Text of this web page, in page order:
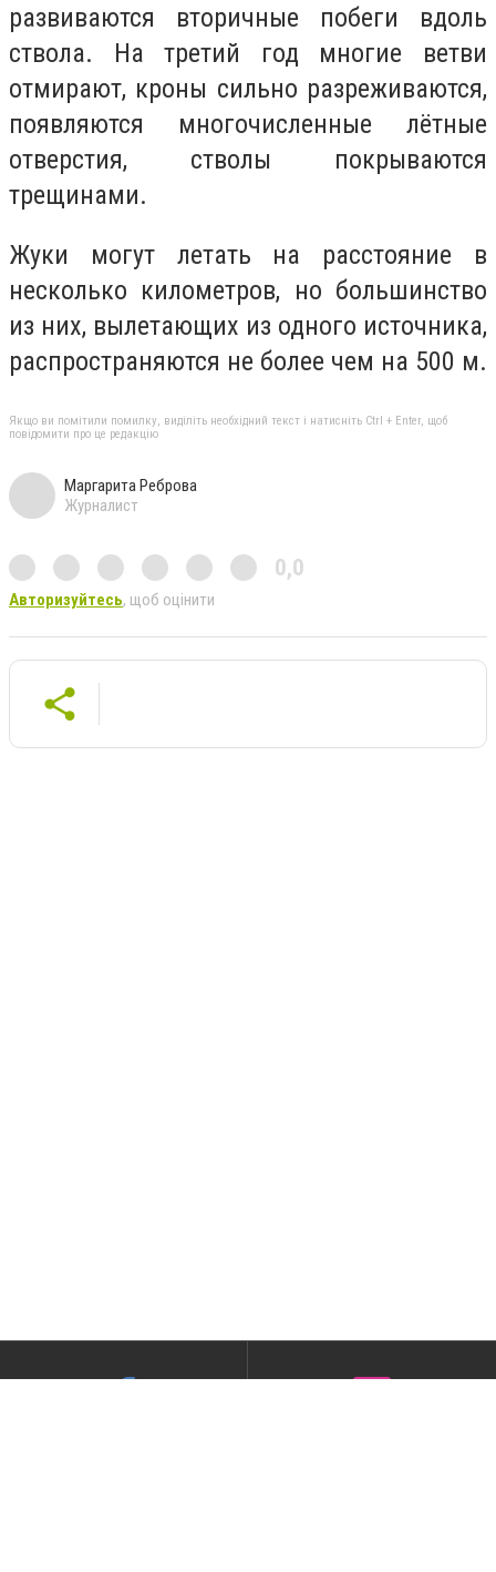
развиваются вторичные побеги вдоль
ствола. На третий год многие ветви
отмирают, кроны сильно разреживаются,
появляются многочисленные лётные
отверстия, стволы покрываются
трещинами.
Жуки могут летать на расстояние в
несколько километров, но большинство
из них, вылетающих из одного источника,
распространяются не более чем на 500 м.
Якщо ви помітили помилку, виділіть необхідний текст і натисніть Ctrl + Enter, щоб
повідомити про це редакцію
Маргарита Реброва
Журналист
0,0
Авторизуйтесь, щоб оцінити